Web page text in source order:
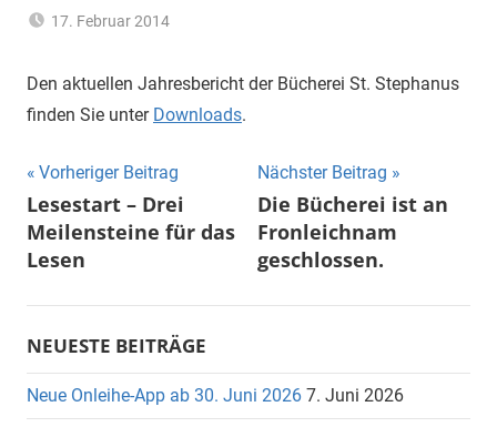
17. Februar 2014
Sommer
Den aktuellen Jahresbericht der Bücherei St. Stephanus
finden Sie unter Downloads.
Beitragsnavigation
Vorheriger Beitrag
Lesestart – Drei
Meilensteine für das
Lesen
Nächster Beitrag
Die Bücherei ist an
Fronleichnam
geschlossen.
NEUESTE BEITRÄGE
Neue Onleihe-App ab 30. Juni 2026 7. Juni 2026